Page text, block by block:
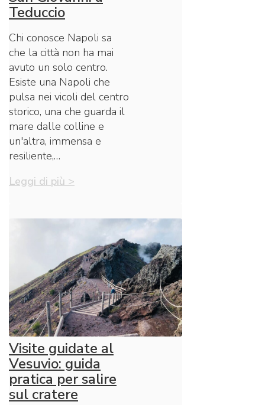
Teduccio
Chi conosce Napoli sa
che la città non ha mai
avuto un solo centro.
Esiste una Napoli che
pulsa nei vicoli del centro
storico, una che guarda il
mare dalle colline e
un'altra, immensa e
resiliente,…
Leggi di più >
Visite guidate al
Vesuvio: guida
pratica per salire
sul cratere